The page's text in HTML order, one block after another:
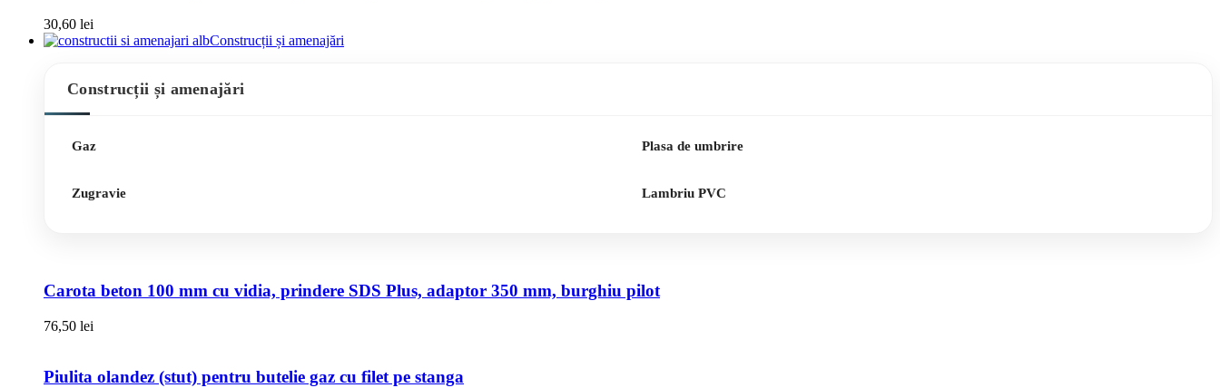
30,60 lei
Construcții și amenajări
Construcții și amenajări
Gaz
Zugravie
Plasa de umbrire
Lambriu PVC
Carota beton 100 mm cu vidia, prindere SDS Plus, adaptor 350 mm, burghiu pilot
76,50 lei
Piulita olandez (stut) pentru butelie gaz cu filet pe stanga